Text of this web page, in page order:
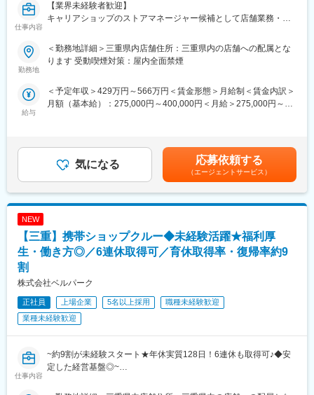
社員ひとりひとりのキャリアに適したアサインができればと存じ
ます。
でスキルアップには適した環境でございます
・年代：20代~50代
（年齢層比率：20～30代：60％／40代：25％／50代：15％）
■数字で見る当社
・有給休暇取得率：72.5％
・平均残業時間：12時間／年休120日／完全週休2日制（土日祝休
み）
■当社について
【大手企業（東芝・キオクシア・日立など）向けのソリューショ
ン提供】
築、ソフトウェア検証事業、運用・保守支援、AIテクノロジーま
で事業展開しています
【AIなど先端技術事業への注力】
・現在は半導体分野、AI・画像認識・機械学習・自動運転といっ
た先進技術分野にも進出。
【東証グロース市場上場・安定基盤のある経営体制】
変更の範囲：会社の定める業務
仕事内容
【業界未経験者歓迎】
キャリアショップのストアマネージャー候補として店舗業務・マ
■職務内容：
ソフトバンクショップのストアマネージャー候補として、雇入れ
験。接客業務／カウンター業務／店舗業務などの業務をお任せ
し、業務に慣れていただきます。入社半年～１年半を目処に経験
・シフト管理
・売上管理
・商品管理
・販売促進
・広告宣伝の企画立案
■配属先の編成：
★20代・30代中心に活躍中！
若手を中心に、男女ともにバランス良く活躍しています。
ことだらけで当然」というスタンスでフォローしているので、新
しい方もなじみやすいはず！
■仕事の魅力：
★店舗ごとに裁量があり、店長の判断で店舗運営を行えるのが特
徴です。例えば催事やショッピングモールのイベントに参加して
のも店長の発案によるもの。自分のアイディアが売上につながり
ます。
勤務地
＜勤務地詳細＞三重県内店舗住所：三重県内の店舗への配属とな
ります 受動喫煙対策：屋内全面禁煙
給与
＜予定年収＞429万円～566万円＜賃金形態＞月給制＜賃金内訳＞
月額（基本給）：275,000円～400,000円＜月給＞275,000円～
す。賞与：年2回（6・12月）・昇給：年1回賞与とは別にインセ
ンティブや特別賞与も支給実績あり（2025年は30万円の追加支給
を実施）賃金はあくまでも目安の金額であり、選考を通じて上下
する可能性があります。月給(月額)は固定手当を含めた表記です。
気になる 応募依頼する
（エージェントサービス）
NEW
【三重】携帯ショップクルー◆未経験活躍★福利厚
生・働き方◎／6連休取得可／育休取得率・復帰率約9
割
株式会社ベルパーク
正社員 上場企業 5名以上採用
職種未経験歓迎
業種未経験歓迎
仕事内容
~約9割が未経験スタート★年休実質128日！6連休も取得可♪◆安
定した経営基盤◎~
■職務内容